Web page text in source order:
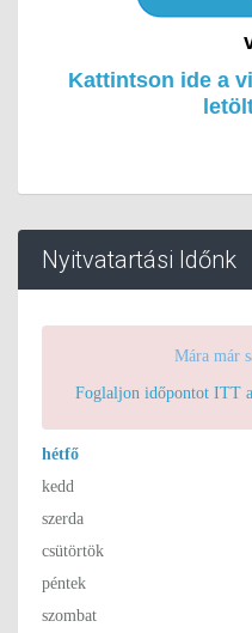
Kattintson ide a
Nyitvatartási Időnk
Mára már
Foglaljon időpontot ITT
hétfő
kedd
szerda
csütörtök
péntek
szombat